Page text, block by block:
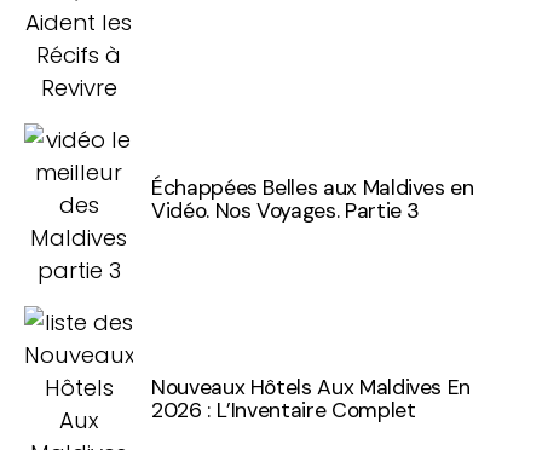
Échappées Belles aux Maldives en
Vidéo. Nos Voyages. Partie 3
Nouveaux Hôtels Aux Maldives En
2026 : L’Inventaire Complet